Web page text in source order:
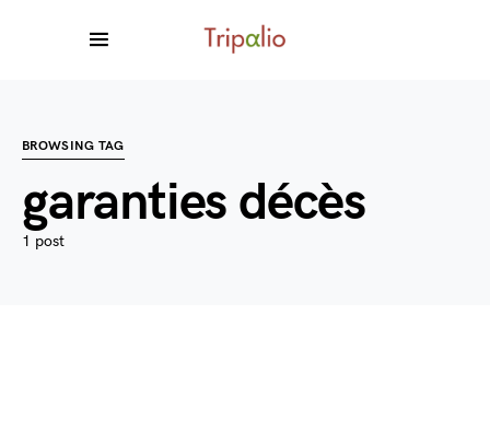
BROWSING TAG
garanties décès
1 post